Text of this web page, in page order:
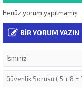
Henüz yorum yapılmamış
BİR YORUM YAZIN